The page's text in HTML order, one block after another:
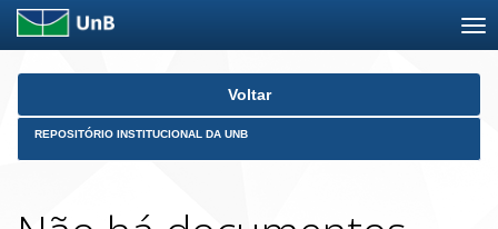
Skip
Voltar
REPOSITÓRIO INSTITUCIONAL DA UNB